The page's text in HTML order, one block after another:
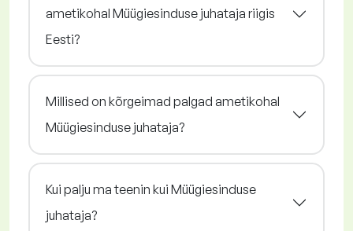
ametikohal Müügiesinduse juhataja riigis
Eesti?
Millised on kõrgeimad palgad ametikohal
Müügiesinduse juhataja?
Kui palju ma teenin kui Müügiesinduse
juhataja?